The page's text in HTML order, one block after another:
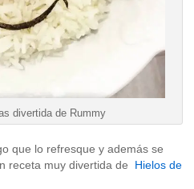
divertida de Rummy
que lo refresque y además se
receta muy divertida de Hielos de